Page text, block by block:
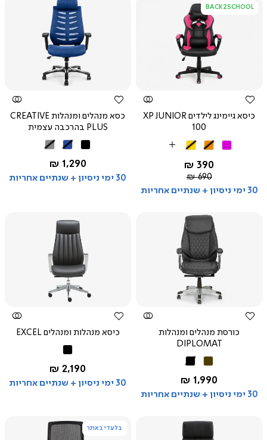
BACK2SCHOOL
צפייה
מהירה
כיסא גיימינג לילדים XP JUNIOR
100
שחורשחורשחור
More
Colors
החל מ-
390 ₪
מחיר
רגיל
690 ₪
30 ימי ניסיון + שנתיים אחריות
צפייה
מהירה
כסא מנהלים ומנהלות CREATIVE
PLUS בהרכבה עצמית
שחורכחולאפור
החל מ-
1,290 ₪
30 ימי ניסיון + שנתיים אחריות
צפייה
מהירה
כורסת מנהלים ומנהלות
DIPLOMAT
שחור
החל מ-
1,990 ₪
30 ימי ניסיון + שנתיים אחריות
צפייה
מהירה
כיסא מנהלות ומנהלים EXCEL
החל מ-
2,190 ₪
30 ימי ניסיון + שנתיים אחריות
בלעדי באתר